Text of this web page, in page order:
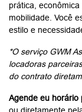
prática,
mobilidade. Você
estilo e
*O serviço GWM
locadoras
do contrato
Agende eu horário